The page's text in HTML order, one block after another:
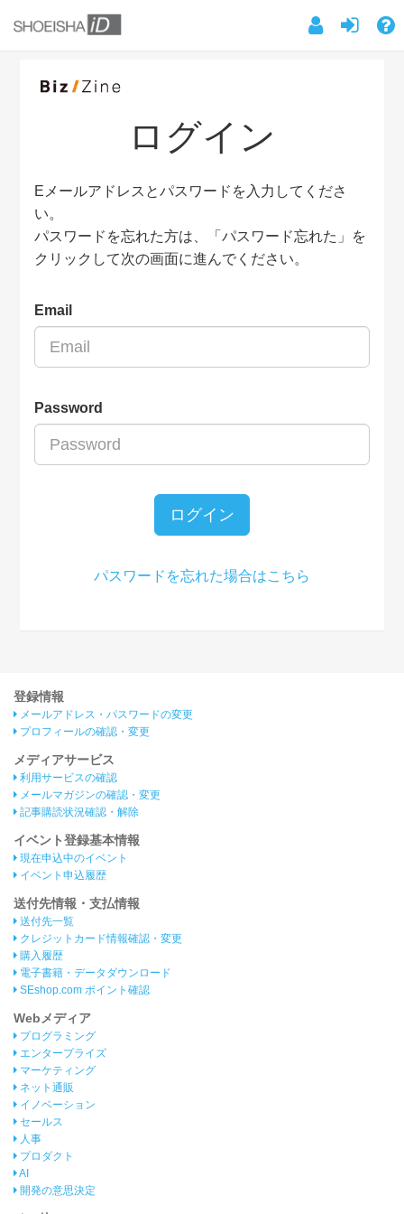
ログイン
Eメールアドレスとパスワードを入力してくださ
い。
パスワードを忘れた方は、「パスワード忘れた」を
クリックして次の画面に進んでください。
Email
Password
ログイン
パスワードを忘れた場合はこちら
登録情報
メールアドレス・パスワードの変更
プロフィールの確認・変更
メディアサービス
利用サービスの確認
メールマガジンの確認・変更
記事購読状況確認・解除
イベント登録基本情報
現在申込中のイベント
イベント申込履歴
送付先情報・支払情報
送付先一覧
クレジットカード情報確認・変更
購入履歴
電子書籍・データダウンロード
SEshop.com ポイント確認
Webメディア
プログラミング
エンタープライズ
マーケティング
ネット通販
イノベーション
セールス
人事
プロダクト
AI
開発の意思決定